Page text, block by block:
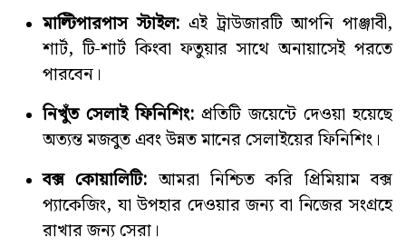
মাল্টিপারপাস স্টাইল: এই ট্রাউজারটি আপনি পাঞ্জাবী,
শার্ট, টি-শার্ট কিংবা ফতুয়ার সাথে অনায়াসেই পরতে
পারবেন।
নিখুঁত সেলাই ফিনিশিং:প্রতিটি জয়েন্টে দেওয়া হয়েছে
অত্যন্ত মজবুত এবং উন্নত মানের সেলাইয়ের ফিনিশিং।
বক্স কোয়ালিটি: আমরা নিশ্চিত করি প্রিমিয়াম বক্স
প্যাকেজিং, যা উপহার দেওয়ার জন্য বা নিজের সংগ্রহে
রাখার জন্য সেরা।